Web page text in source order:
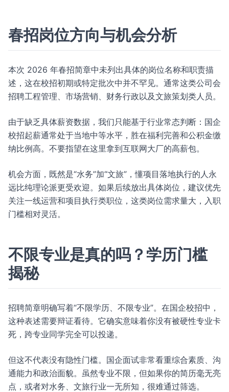
春招岗位方向与机会分析
本次 2026 年春招简章中未列出具体的岗位名称和职责描
述，这在校招初期或特定批次中并不罕见。通常这类公司会
招聘工程管理、市场营销、财务行政以及文旅策划类人员。
由于缺乏具体薪资数据，我们只能基于行业常态判断：国企
校招起薪通常处于当地中等水平，胜在福利完善和公积金缴
纳比例高。不要指望在这里拿到互联网大厂的高薪包。
机会方面，既然是“水务”加“文旅”，懂项目落地执行的人永
远比纯理论派更受欢迎。如果后续放出具体岗位，建议优先
关注一线运营和项目执行类职位，这类岗位需求量大，入职
门槛相对灵活。
不限专业是真的吗？学历门槛
揭秘
招聘简章明确写着“不限学历、不限专业”。在国企校招中，
这种表述需要辩证看待。它确实意味着你没有被硬性专业卡
死，跨专业同学完全可以投递。
但这不代表没有隐性门槛。国企面试非常看重综合素质、沟
通能力和政治面貌。虽然专业不限，但如果你的简历毫无亮
点，或者对水务、文旅行业一无所知，很难通过筛选。